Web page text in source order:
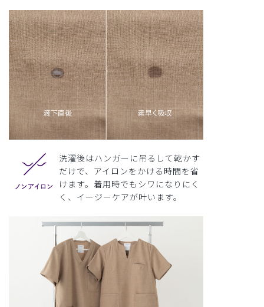
洗濯後はハンガーに吊るして乾かす
だけで、アイロンをかける時間を省
けます。着用時でもシワになりにく
く、イージーケアが叶います。